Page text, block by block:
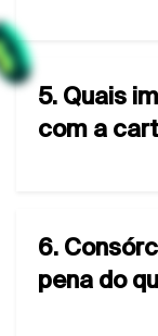
5. Quais
com a
6.
pena do